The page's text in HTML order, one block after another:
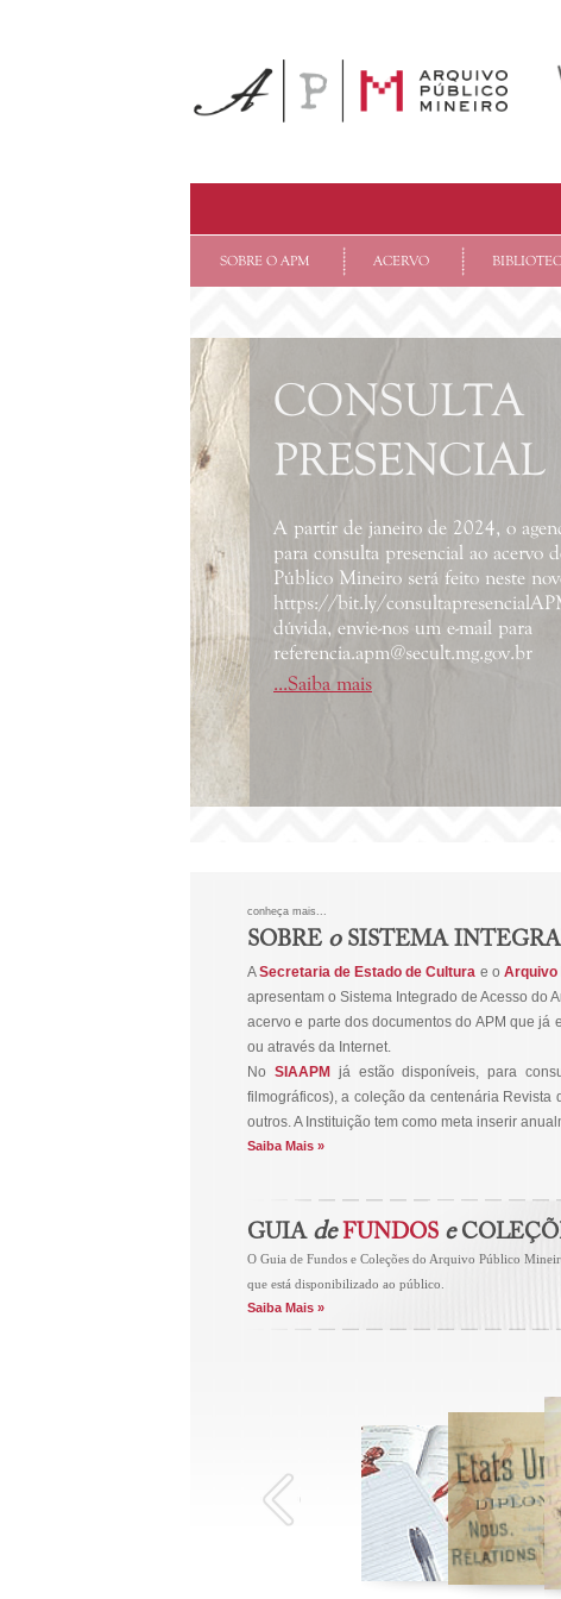
SOBRE O APM ACERVO
CONSULTA
PRESENCIAL
A partir de janeiro de 2024, o
para consulta presencial ao acervo
Público Mineiro será feito neste
https://bit.ly/
dúvida, envie-nos um e-mail para
referencia.apm@secult.mg.gov.br
...Saiba mais
conheça mais...
SOBRE oSISTEMA
ASecretaria de Estado de Cultura e o Arquivo
apresentam o Sistema Integrado de Acesso do
acervo e parte dos documentos do APM que já
ou através da Internet.
No SIAAPM
já estão disponíveis, para
filmográficos), a coleção da centenária Revista
outros. A Instituição tem como meta inserir
Saiba Mais »
GUIA de FUNDOS e
O Guia de Fundos e Coleções do Arquivo Público
que está disponibilizado ao público.
Saiba Mais »